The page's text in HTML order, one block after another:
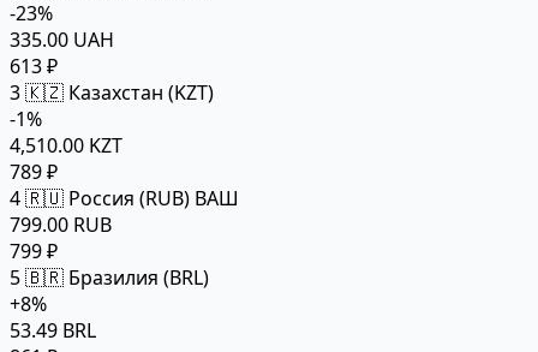
-23%
335.00 UAH
613 ₽
3🇰🇿 Казахстан (KZT)
-1%
4,510.00 KZT
789 ₽
4🇷🇺 Россия (RUB) ВАШ
799.00 RUB
799 ₽
5🇧🇷 Бразилия (BRL)
+8%
53.49 BRL